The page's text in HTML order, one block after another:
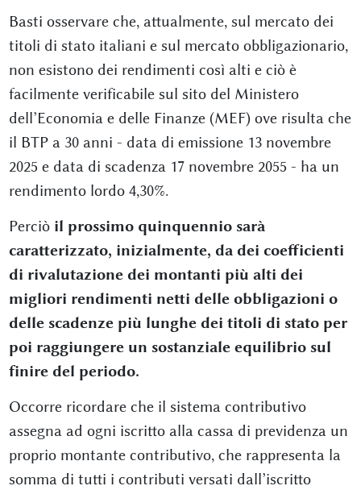
Basti osservare che, attualmente, sul mercato dei
titoli di stato italiani e sul mercato obbligazionario,
non esistono dei rendimenti così alti e ciò è
facilmente verificabile sul sito del Ministero
dell’Economia e delle Finanze (MEF) ove risulta che
il BTP a 30 anni - data di emissione 13 novembre
2025 e data di scadenza 17 novembre 2055 - ha un
rendimento lordo 4,30%.
Perciò il prossimo quinquennio sarà
caratterizzato, inizialmente, da dei coefficienti
di rivalutazione dei montanti più alti dei
migliori rendimenti netti delle obbligazioni o
delle scadenze più lunghe dei titoli di stato per
poi raggiungere un sostanziale equilibrio sul
finire del periodo.
Occorre ricordare che il sistema contributivo
assegna ad ogni iscritto alla cassa di previdenza un
proprio montante contributivo, che rappresenta la
somma di tutti i contributi versati dall’iscritto